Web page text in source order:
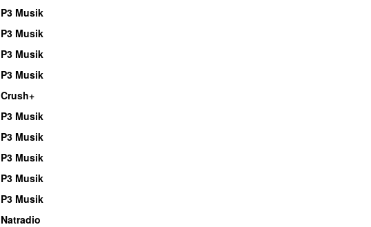
P3 Musik
P3 Musik
P3 Musik
P3 Musik
Crush+
P3 Musik
P3 Musik
P3 Musik
P3 Musik
P3 Musik
Natradio